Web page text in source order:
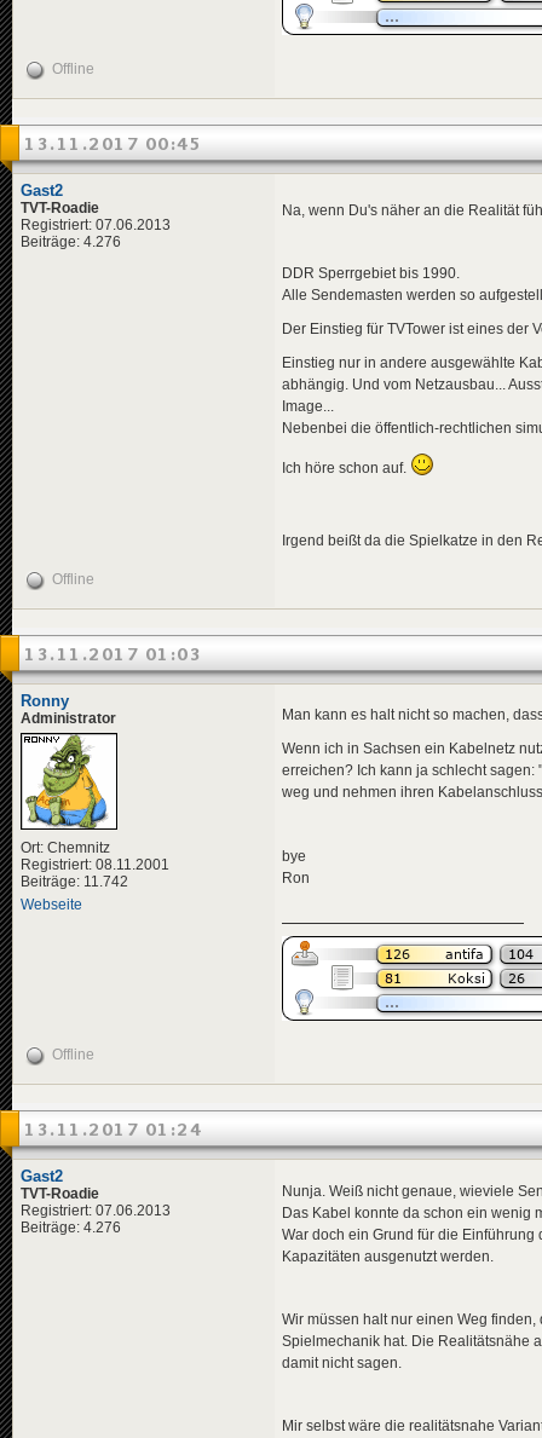
Offline
13.11.2017 00:45
Gast2
TVT-Roadie
Registriert: 07.06.2013
Beiträge: 4.276
Na, wenn Du's näher an die Realität
DDR Sperrgebiet bis 1990.
Alle Sendemasten werden so
Der Einstieg für TVTower ist eines der
Einstieg nur in andere ausgewählte
abhängig. Und vom Netzausbau...
Image...
Nebenbei die öffentlich-rechtlichen
Ich höre schon auf.
Irgend beißt da die Spielkatze in den
Offline
13.11.2017 01:03
Ronny
Administrator
Ort: Chemnitz
Registriert: 08.11.2001
Beiträge: 11.742
Webseite
Man kann es halt nicht so machen,
Wenn ich in Sachsen ein Kabelnetz
erreichen? Ich kann ja schlecht
weg und nehmen ihren
bye
Ron
Offline
13.11.2017 01:24
Gast2
TVT-Roadie
Registriert: 07.06.2013
Beiträge: 4.276
Nunja. Weiß nicht genaue, wieviele
Das Kabel konnte da schon ein wenig
War doch ein Grund für die
Kapazitäten ausgenutzt werden.
Wir müssen halt nur einen Weg
Spielmechanik hat. Die Realitätsnähe
damit nicht sagen.
Mir selbst wäre die realitätsnahe